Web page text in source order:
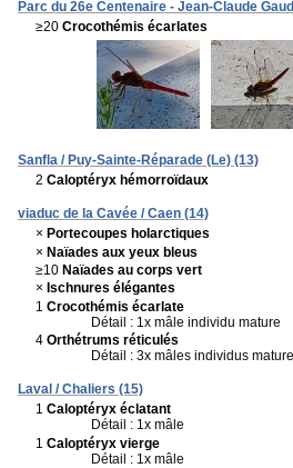
Parc du 26e Centenaire - Jean-Claude
≥20 Crocothémis écarlates
Sanfla / Puy-Sainte-Réparade (Le) (13)
2 Caloptéryx hémorroïdaux
viaduc de la Cavée / Caen (14)
× Portecoupes holarctiques
× Naïades aux yeux bleus
≥10 Naïades au corps vert
× Ischnures élégantes
1 Crocothémis écarlate
Détail : 1x mâle individu mature
4 Orthétrums réticulés
Détail : 3x mâles individus
Laval / Chaliers (15)
1 Caloptéryx éclatant
Détail : 1x mâle
1 Caloptéryx vierge
Détail : 1x mâle